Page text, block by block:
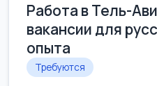
Работа в Тель-
вакансии для
опыта
Требуются